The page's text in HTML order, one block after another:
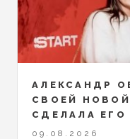
АЛЕКСАНДР
СВОЕЙ НОВОЙ
СДЕЛАЛА
09.08.2026